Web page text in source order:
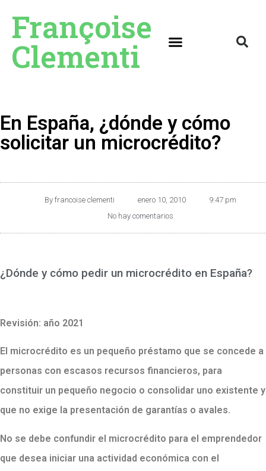
Françoise
Clementi
En España, ¿dónde y cómo
solicitar un microcrédito?
Byfrancoise clementi enero 10, 2010
9:47 pm
No hay comentarios
¿Dónde y cómo pedir un microcrédito en España?
Revisión: año 2021
El microcrédito es un pequeño préstamo que se concede a
personas con escasos recursos financieros, para
constituir un pequeño negocio o consolidar uno existente y
que no exige la presentación de garantías o avales.
No se debe confundir el microcrédito para el emprendedor
que desea iniciar una actividad económica con el